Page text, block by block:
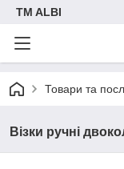
TM ALBI
Товари та
Візки ручні